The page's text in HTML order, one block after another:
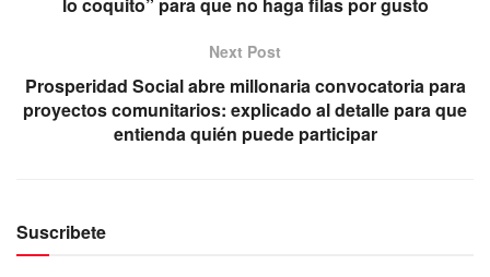
Next Post
Prosperidad Social abre millonaria convocatoria para
proyectos comunitarios: explicado al detalle para que
entienda quién puede participar
Suscribete